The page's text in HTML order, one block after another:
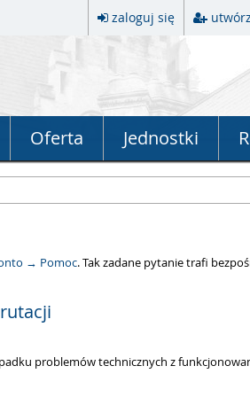
zaloguj się
Oferta Jednostki
→ Pomoc. Tak zadane pytanie trafi
problemów technicznych z